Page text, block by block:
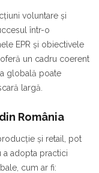
voluntare și
într-o
EPR și obiectivele
un cadru coerent
globală poate
largă.
România
și retail, pot
adopta practici
cum ar fi: